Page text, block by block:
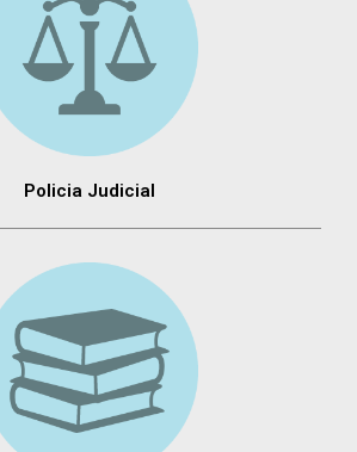
Policia Judicial